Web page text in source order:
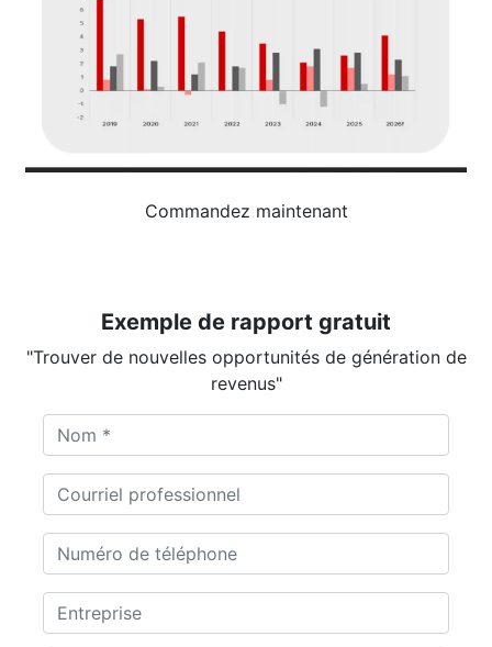
Commandez maintenant
Exemple de rapport gratuit
"Trouver de nouvelles opportunités de génération de
revenus"